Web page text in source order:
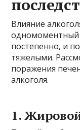
Влияние
одномоментный
постепенно, и
тяжелыми.
поражения
алкоголя.
1.